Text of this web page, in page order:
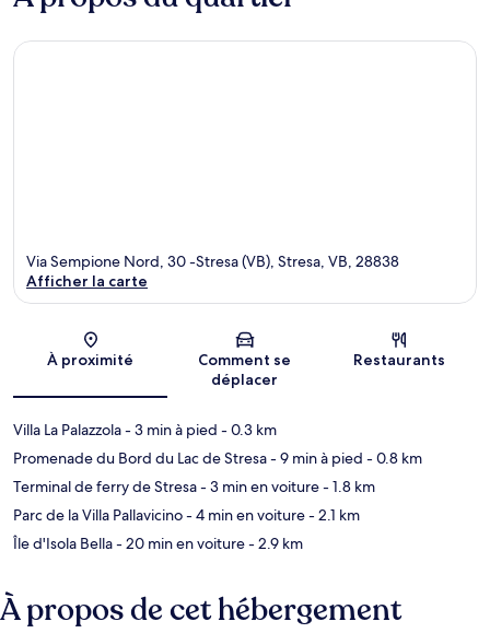
Carte
Via Sempione Nord, 30 -Stresa (VB), Stresa, VB, 28838
Afficher la carte
À proximité
Comment se
déplacer
Restaurants
Villa La Palazzola- 3 min à pied - 0.3 km
Promenade du Bord du Lac de Stresa- 9 min à pied - 0.8 km
Terminal de ferry de Stresa- 3 min en voiture- 1.8 km
Parc de la Villa Pallavicino- 4 min en voiture- 2.1 km
Île d'Isola Bella- 20 min en voiture- 2.9 km
À propos de cet hébergement